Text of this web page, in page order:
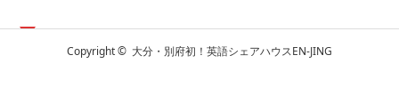
Copyright © 大分・別府初！英語シェアハウスEN-JING